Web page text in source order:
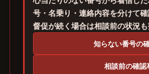
号・名乗り・連絡内容を分けて
督促が続く場合は相談前の状況も
知らない番号の
相談前の確認